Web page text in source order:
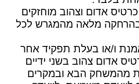
אדום וצהוב מוחזקים
בהרחקה מלאה מהמגרש לכל
ו/או בעלת תפקיד אחר
אדום צהוב בשני ידיים
מהמשחק הבא ובמקרים